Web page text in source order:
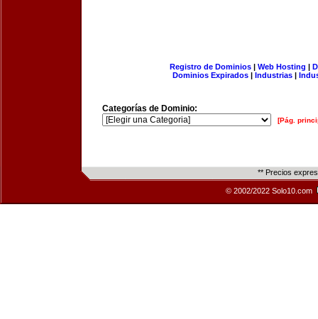
Registro de Dominios| Web Hosting |
Dominios Expirados | Industrias |
Categorías de Dominio:
[Pág.
** Precios
© 2002/2022 Solo10.com